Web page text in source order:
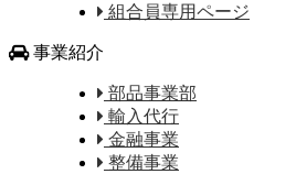
組合員専用ページ
事業紹介
部品事業部
輸入代行
金融事業
整備事業